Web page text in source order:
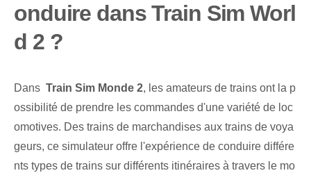
onduire dans Train Sim Worl
d 2 ?
Dans ⁢ Train Sim⁣ Monde 2, les amateurs de trains ont la p
ossibilité de prendre les commandes d'une variété de loc
omotives. Des trains de marchandises aux trains de voya
geurs, ce simulateur offre l'expérience de conduire différe
nts types de trains sur différents itinéraires à travers le mo